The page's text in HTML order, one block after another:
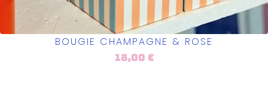
BOUGIE CHAMPAGNE & ROSE
18,00 €